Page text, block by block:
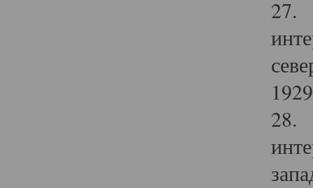
27.
28.